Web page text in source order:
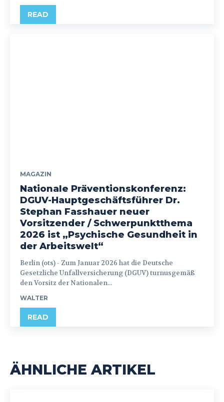
READ
MAGAZIN
Nationale Präventionskonferenz:
DGUV-Hauptgeschäftsführer Dr.
Stephan Fasshauer neuer
Vorsitzender / Schwerpunktthema
2026 ist „Psychische Gesundheit in
der Arbeitswelt“
Berlin (ots) - Zum Januar 2026 hat die Deutsche
Gesetzliche Unfallversicherung (DGUV) turnusgemäß
den Vorsitz der Nationalen...
WALTER
READ
ÄHNLICHE ARTIKEL